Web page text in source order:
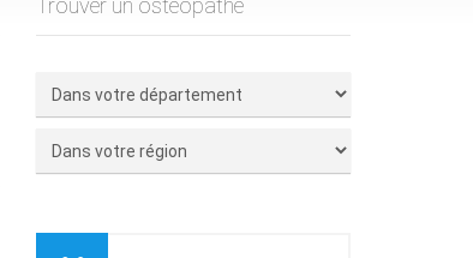
Trouver un ostéopathe